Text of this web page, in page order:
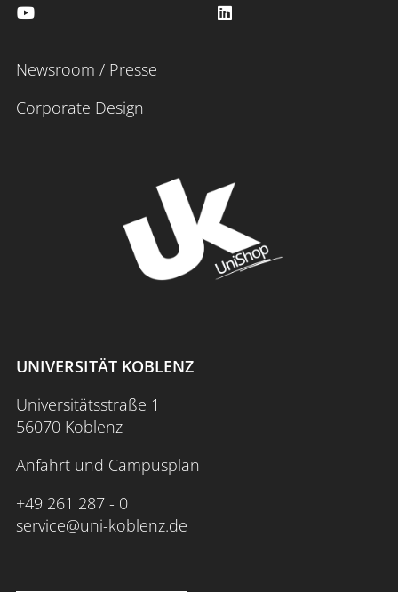
Newsroom / Presse
Corporate Design
UNIVERSITÄT KOBLENZ
Universitätsstraße 1
56070 Koblenz
Anfahrt und Campusplan
+49 261 287 - 0
service@uni-koblenz.de